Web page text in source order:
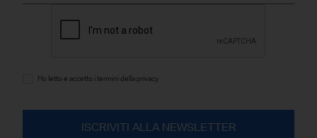
Ho letto e accetto i termini della privacy